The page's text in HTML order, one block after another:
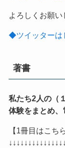
よろしくお願
◆ツイッター
著書
私たち2人の（
体験をまとめ、
【1冊目はこち